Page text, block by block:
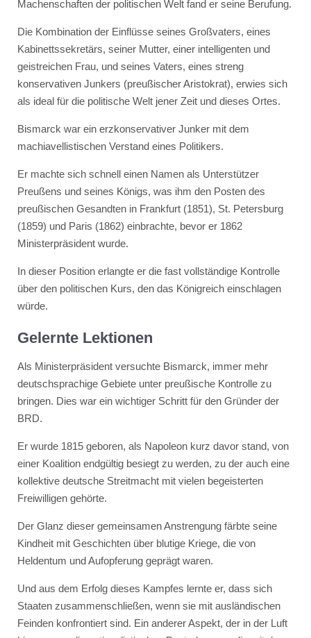
Machenschaften der politischen Welt fand er seine Berufung.
Die Kombination der Einflüsse seines Großvaters, eines
Kabinettssekretärs, seiner Mutter, einer intelligenten und
geistreichen Frau, und seines Vaters, eines streng
konservativen Junkers (preußischer Aristokrat), erwies sich
als ideal für die politische Welt jener Zeit und dieses Ortes.
Bismarck war ein erzkonservativer Junker mit dem
machiavellistischen Verstand eines Politikers.
Er machte sich schnell einen Namen als Unterstützer
Preußens und seines Königs, was ihm den Posten des
preußischen Gesandten in Frankfurt (1851), St. Petersburg
(1859) und Paris (1862) einbrachte, bevor er 1862
Ministerpräsident wurde.
In dieser Position erlangte er die fast vollständige Kontrolle
über den politischen Kurs, den das Königreich einschlagen
würde.
Gelernte Lektionen
Als Ministerpräsident versuchte Bismarck, immer mehr
deutschsprachige Gebiete unter preußische Kontrolle zu
bringen. Dies war ein wichtiger Schritt für den Gründer der
BRD.
Er wurde 1815 geboren, als Napoleon kurz davor stand, von
einer Koalition endgültig besiegt zu werden, zu der auch eine
kollektive deutsche Streitmacht mit vielen begeisterten
Freiwilligen gehörte.
Der Glanz dieser gemeinsamen Anstrengung färbte seine
Kindheit mit Geschichten über blutige Kriege, die von
Heldentum und Aufopferung geprägt waren.
Und aus dem Erfolg dieses Kampfes lernte er, dass sich
Staaten zusammenschließen, wenn sie mit ausländischen
Feinden konfrontiert sind. Ein anderer Aspekt, der in der Luft